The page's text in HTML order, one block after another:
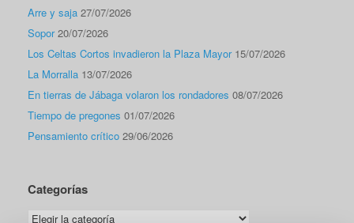
Arre y saja 27/07/2026
Sopor 20/07/2026
Los Celtas Cortos invadieron la Plaza Mayor 15/07/2026
La Morralla 13/07/2026
En tierras de Jábaga volaron los rondadores 08/07/2026
Tiempo de pregones 01/07/2026
Pensamiento crítico 29/06/2026
Categorías
Categorías